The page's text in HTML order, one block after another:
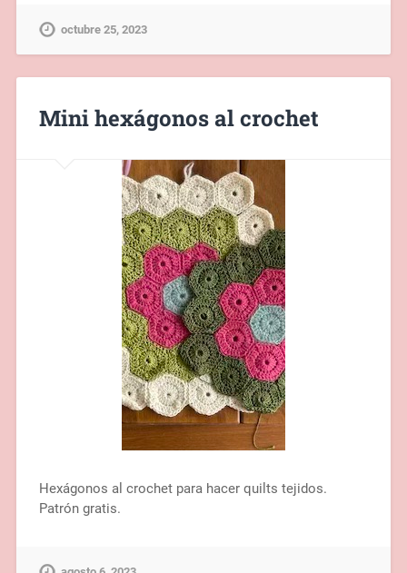
octubre 25, 2023
Mini hexágonos al crochet
Hexágonos al crochet para hacer quilts tejidos.
Patrón gratis.